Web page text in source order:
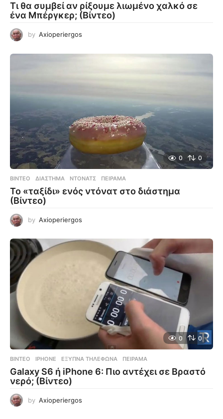
Τι θα συμβεί αν ρίξουμε λιωμένο χαλκό σε
ένα Μπέργκερ; (Βίντεο)
by Axioperiergos
0 0
ΒΊΝΤΕΟ ΔΙΆΣΤΗΜΑ ,ΝΤΌΝΑΤΣ ,ΠΕΊΡΑΜΑ
Το «ταξίδι» ενός ντόνατ στο διάστημα
(Βίντεο)
by Axioperiergos
0 0
ΒΊΝΤΕΟ IPHONE ,ΈΞΥΠΝΑ ΤΗΛΈΦΩΝΑ ,ΠΕΊΡΑΜΑ
Galaxy S6 ή iPhone 6: Πιο αντέχει σε Βραστό
νερό; (Βίντεο)
by Axioperiergos